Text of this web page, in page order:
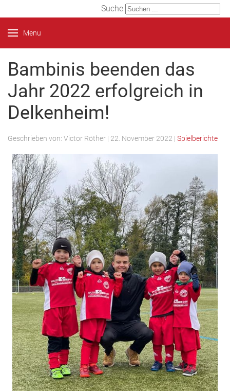
Suche
Menu
Bambinis beenden das
Jahr 2022 erfolgreich in
Delkenheim!
Geschrieben von: Victor Röther | 22. November 2022 | Spielberichte